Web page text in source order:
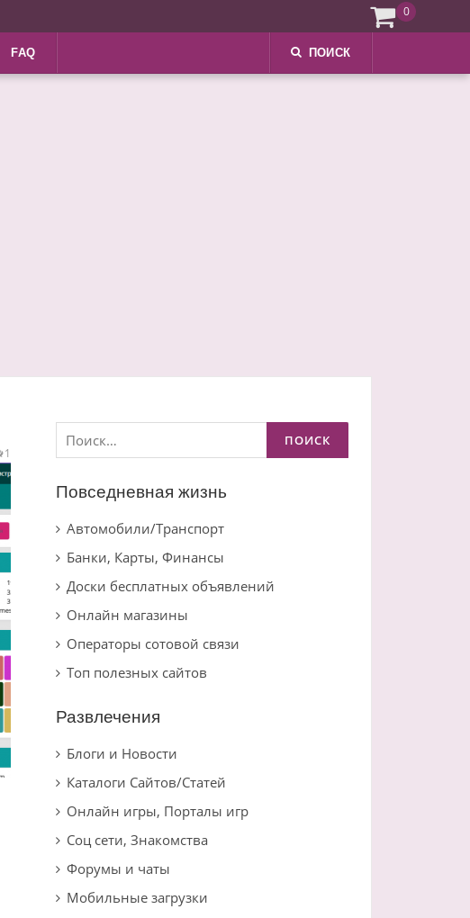
FAQ ПОИСК
1
Найти:
Повседневная жизнь
Автомобили/Транспорт
Банки, Карты, Финансы
Доски бесплатных объявлений
Онлайн магазины
Операторы сотовой связи
Топ полезных сайтов
Развлечения
Блоги и Новости
Каталоги Сайтов/Статей
Онлайн игры, Порталы игр
Соц сети, Знакомства
Форумы и чаты
Мобильные загрузки
0